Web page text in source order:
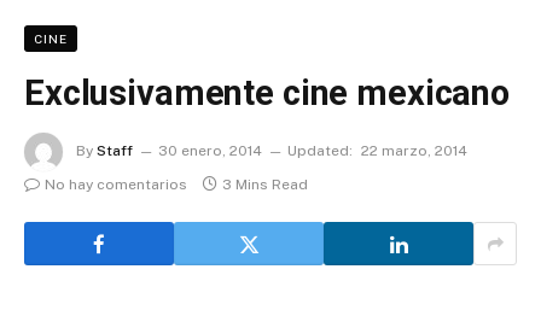
CINE
Exclusivamente cine mexicano
By Staff 30 enero, 2014 Updated: 22 marzo, 2014
No hay comentarios
3 Mins Read